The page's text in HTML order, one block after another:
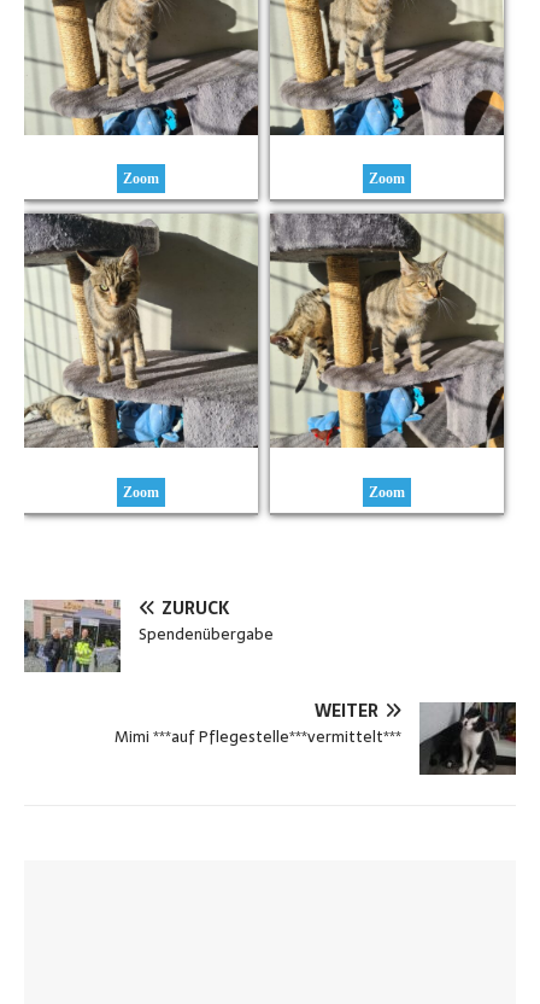
Zoom Zoom
Zoom Zoom
ZURÜCK
Spendenübergabe
WEITER
Mimi ***auf Pflegestelle***vermittelt***